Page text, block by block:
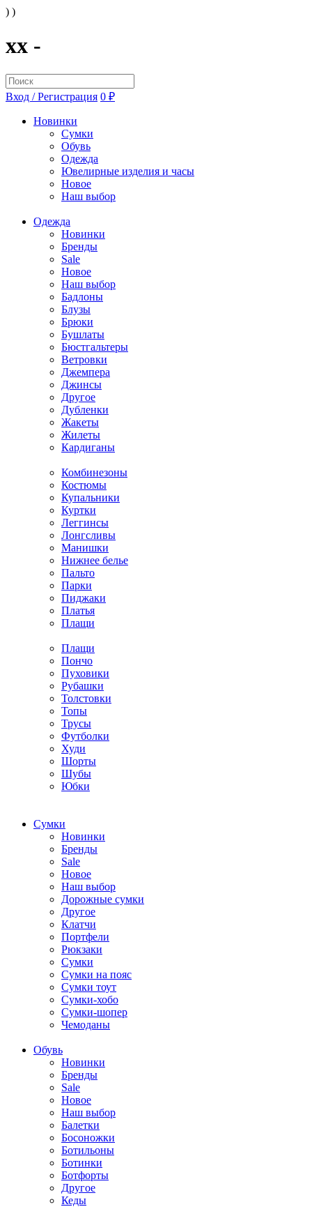
) )
xx -
Вход / Регистрация 0 ₽
Новинки
Сумки
Обувь
Одежда
Ювелирные изделия и часы
Новое
Наш выбор
Одежда
Новинки
Бренды
Sale
Новое
Наш выбор
Бадлоны
Блузы
Брюки
Бушлаты
Бюстгальтеры
Ветровки
Джемпера
Джинсы
Другое
Дубленки
Жакеты
Жилеты
Кардиганы
Комбинезоны
Костюмы
Купальники
Куртки
Леггинсы
Лонгсливы
Манишки
Нижнее белье
Пальто
Парки
Пиджаки
Платья
Плащи
Плащи
Пончо
Пуховики
Рубашки
Толстовки
Топы
Трусы
Футболки
Худи
Шорты
Шубы
Юбки
Cумки
Новинки
Бренды
Sale
Новое
Наш выбор
Дорожные сумки
Другое
Клатчи
Портфели
Рюкзаки
Сумки
Сумки на пояс
Сумки тоут
Сумки-хобо
Сумки-шопер
Чемоданы
Обувь
Новинки
Бренды
Sale
Новое
Наш выбор
Балетки
Босоножки
Ботильоны
Ботинки
Ботфорты
Другое
Кеды